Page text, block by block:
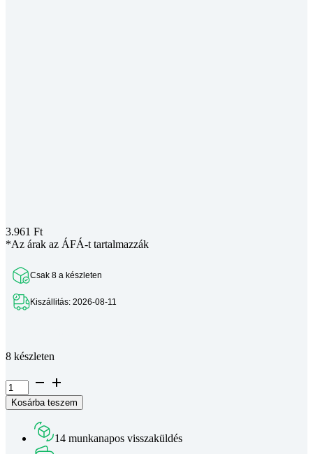
3.961 Ft
*Az árak az ÁFÁ-t tartalmazzák
Csak 8 a készleten
Kiszállitás: 2026-08-11
8 készleten
Solar
Energy
Step-
Step-
Kosárba teszem
14 munkanapos visszaküldés